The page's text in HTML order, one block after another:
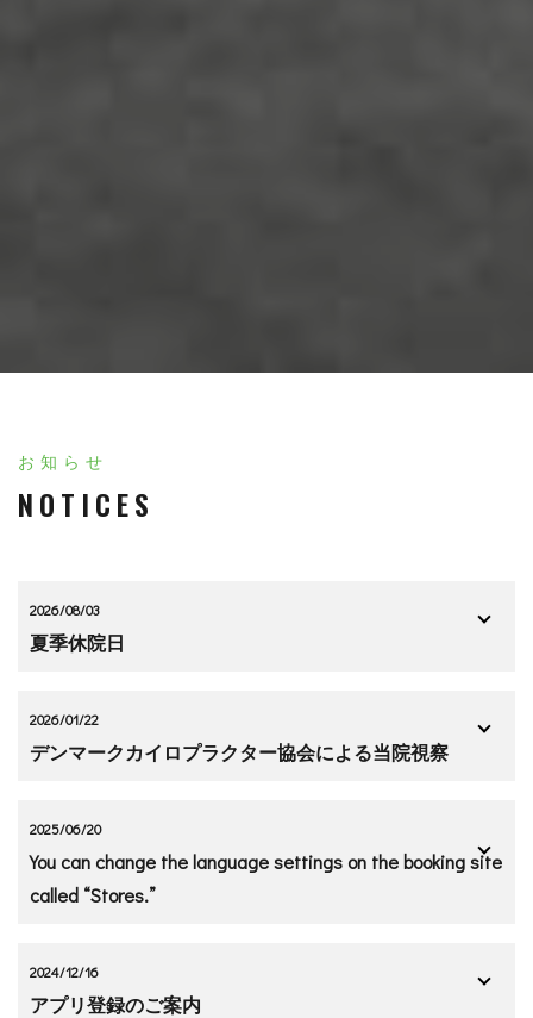
お知らせ
NOTICES
2026/08/03
夏季休院日
2026/01/22
デンマークカイロプラクター協会による当院視察
2025/06/20
You can change the language settings on the booking site
called “Stores.”
2024/12/16
アプリ登録のご案内